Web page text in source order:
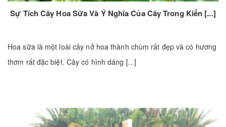
Sự Tích Cây Hoa Sữa Và Ý Nghĩa Của Cây Trong Kiến [...]
Hoa sữa là một loài cây nở hoa thành chùm rất đẹp và có hương
thơm rất đặc biệt. Cây có hình dáng [...]